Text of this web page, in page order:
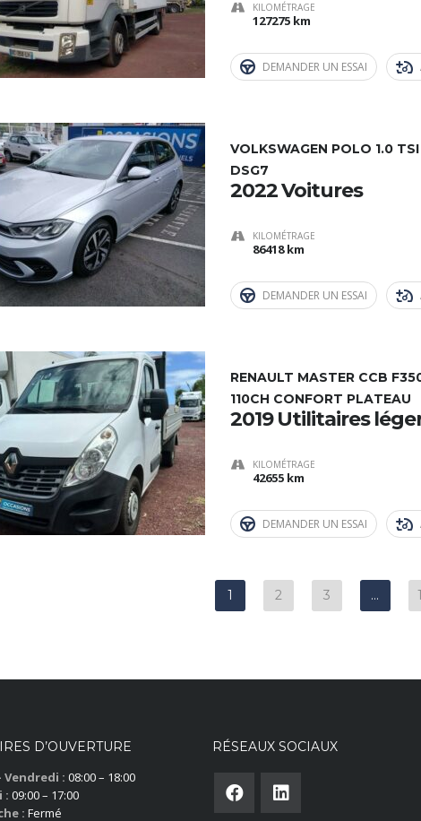
KILOMÉTRAGE
127275 km
DEMANDER UN ESSAI
VOLKSWAGEN POLO 1.0 TSI
DSG7
2022 Voitures
KILOMÉTRAGE
86418 km
DEMANDER UN ESSAI
RENAULT MASTER CCB
110CH CONFORT PLATEAU
2019 Utilitaires
KILOMÉTRAGE
42655 km
DEMANDER UN ESSAI
1 2 3 …
D’OUVERTURE
Vendredi : 08:00 – 18:00
: 09:00 – 17:00
: Fermé
RÉSEAUX SOCIAUX